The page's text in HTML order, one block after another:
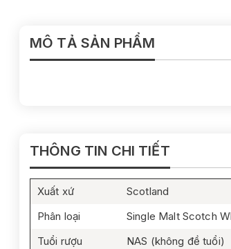
MÔ TẢ SẢN PHẨM
THÔNG TIN CHI TIẾT
Xuất xứ
Scotland
Phân loại
Single Malt Scotch
Tuổi rượu
NAS (không đề tuổi)